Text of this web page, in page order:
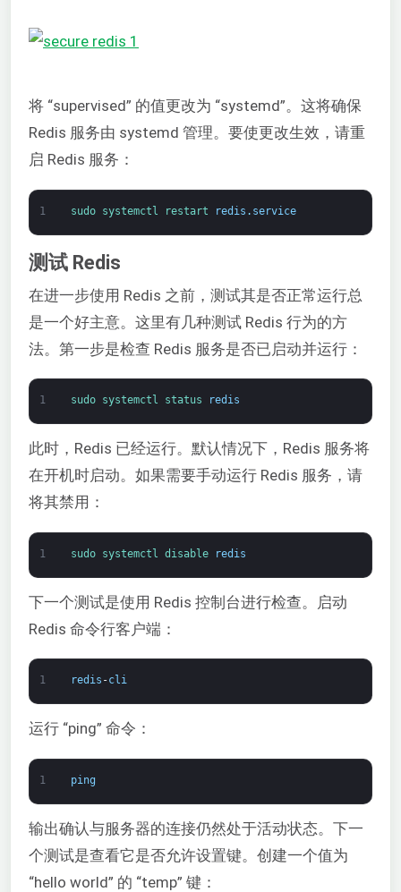
将 “supervised” 的值更改为 “systemd”。这将确保
Redis 服务由 systemd 管理。要使更改生效，请重
启 Redis 服务：
1 sudo systemctl restart redis . service
测试 Redis
在进一步使用 Redis 之前，测试其是否正常运行总
是一个好主意。这里有几种测试 Redis 行为的方
法。第一步是检查 Redis 服务是否已启动并运行：
1 sudo systemctl status redis
此时，Redis 已经运行。默认情况下，Redis 服务将
在开机时启动。如果需要手动运行 Redis 服务，请
将其禁用：
1 sudo systemctl disable redis
下一个测试是使用 Redis 控制台进行检查。启动
Redis 命令行客户端：
1 redis -cli
运行 “ping” 命令：
1 ping
输出确认与服务器的连接仍然处于活动状态。下一
个测试是查看它是否允许设置键。创建一个值为
“hello world” 的 “temp” 键：